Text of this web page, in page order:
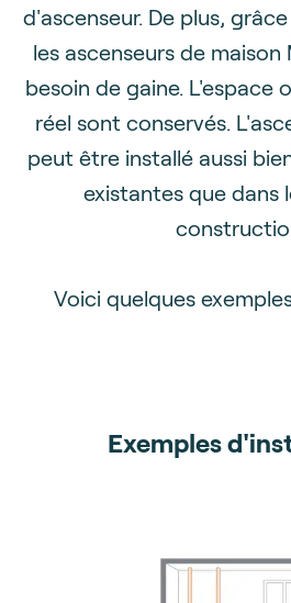
d'ascenseur. De plus,
les ascenseurs de
besoin de gaine. L'espace
réel sont conservés.
peut être installé aussi
existantes que dans
Voici quelques
Exemples